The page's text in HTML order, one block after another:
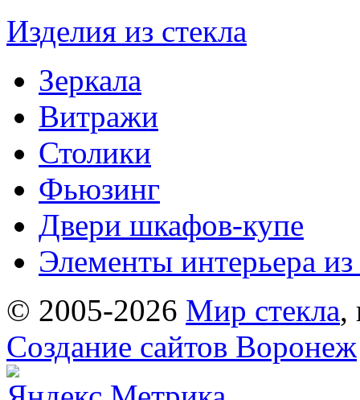
Изделия из стекла
Зеркала
Витражи
Столики
Фьюзинг
Двери шкафов-купе
Элементы интерьера из
© 2005-2026 Мир стекла,
Создание сайтов Воронеж